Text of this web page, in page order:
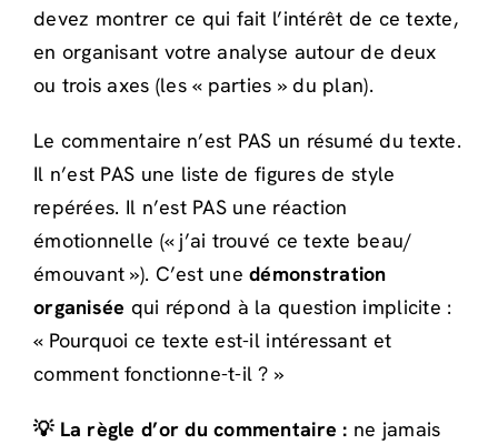
devez montrer ce qui fait l’intérêt de ce texte,
en organisant votre analyse autour de deux
ou trois axes (les « parties » du plan).
Le commentaire n’est PAS un résumé du texte.
Il n’est PAS une liste de figures de style
repérées. Il n’est PAS une réaction
émotionnelle (« j’ai trouvé ce texte beau/
émouvant »). C’est unedémonstration
organisée qui répond à la question implicite :
« Pourquoi ce texte est-il intéressant et
comment fonctionne-t-il ? »
💡 La règle d’or du commentaire : ne jamais